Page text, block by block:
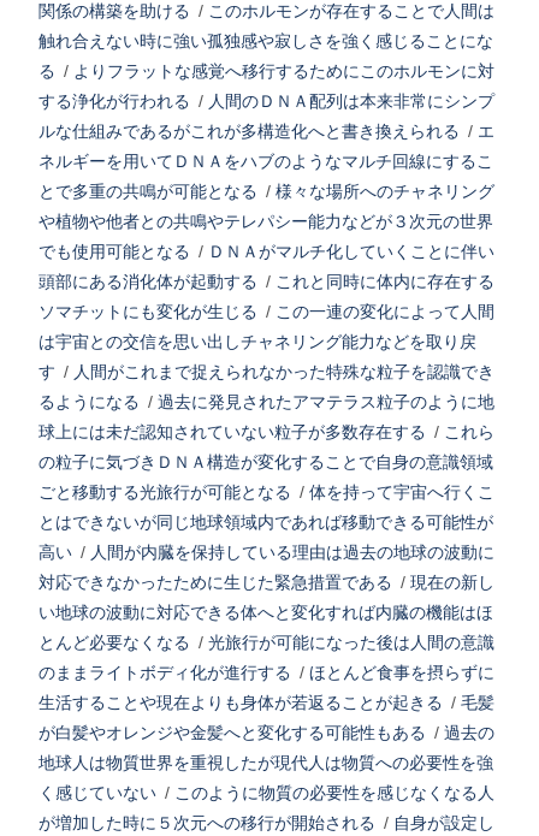
関係の構築を助ける / このホルモンが存在することで人間は
触れ合えない時に強い孤独感や寂しさを強く感じることにな
る / よりフラットな感覚へ移行するためにこのホルモンに対
する浄化が行われる / 人間のＤＮＡ配列は本来非常にシンプ
ルな仕組みであるがこれが多構造化へと書き換えられる / エ
ネルギーを用いてＤＮＡをハブのようなマルチ回線にするこ
とで多重の共鳴が可能となる / 様々な場所へのチャネリング
や植物や他者との共鳴やテレパシー能力などが３次元の世界
でも使用可能となる / ＤＮＡがマルチ化していくことに伴い
頭部にある消化体が起動する / これと同時に体内に存在する
ソマチットにも変化が生じる / この一連の変化によって人間
は宇宙との交信を思い出しチャネリング能力などを取り戻
す / 人間がこれまで捉えられなかった特殊な粒子を認識でき
るようになる / 過去に発見されたアマテラス粒子のように地
球上には未だ認知されていない粒子が多数存在する / これら
の粒子に気づきＤＮＡ構造が変化することで自身の意識領域
ごと移動する光旅行が可能となる / 体を持って宇宙へ行くこ
とはできないが同じ地球領域内であれば移動できる可能性が
高い / 人間が内臓を保持している理由は過去の地球の波動に
対応できなかったために生じた緊急措置である / 現在の新し
い地球の波動に対応できる体へと変化すれば内臓の機能はほ
とんど必要なくなる / 光旅行が可能になった後は人間の意識
のままライトボディ化が進行する / ほとんど食事を摂らずに
生活することや現在よりも身体が若返ることが起きる / 毛髪
が白髪やオレンジや金髪へと変化する可能性もある / 過去の
地球人は物質世界を重視したが現代人は物質への必要性を強
く感じていない / このように物質の必要性を感じなくなる人
が増加した時に５次元への移行が開始される / 自身が設定し